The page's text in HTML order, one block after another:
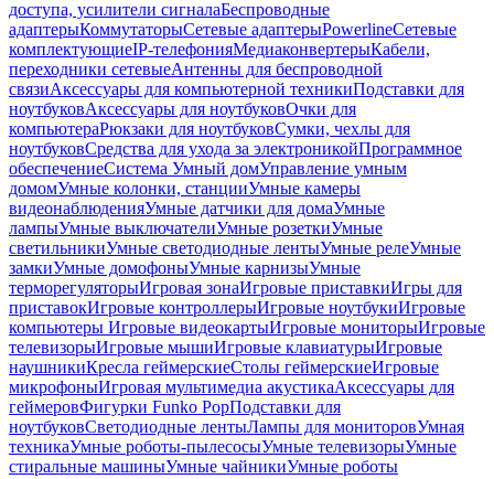
доступа, усилители сигналаБеспроводные
адаптерыКоммутаторыСетевые адаптерыPowerlineСетевые
комплектующиеIP-телефонияМедиаконвертерыКабели,
переходники сетевыеАнтенны для беспроводной
связиАксессуары для компьютерной техникиПодставки для
ноутбуковАксессуары для ноутбуковОчки для
компьютераРюкзаки для ноутбуковСумки, чехлы для
ноутбуковСредства для ухода за электроникойПрограммное
обеспечениеСистема Умный домУправление умным
домомУмные колонки, станцииУмные камеры
видеонаблюденияУмные датчики для домаУмные
лампыУмные выключателиУмные розеткиУмные
светильникиУмные светодиодные лентыУмные релеУмные
замкиУмные домофоныУмные карнизыУмные
терморегуляторыИгровая зонаИгровые приставкиИгры для
приставокИгровые контроллерыИгровые ноутбукиИгровые
компьютеры Игровые видеокартыИгровые мониторыИгровые
телевизорыИгровые мышиИгровые клавиатурыИгровые
наушникиКресла геймерскиеСтолы геймерскиеИгровые
микрофоныИгровая мультимедиа акустикаАксессуары для
геймеровФигурки Funko PopПодставки для
ноутбуковСветодиодные лентыЛампы для мониторовУмная
техникаУмные роботы-пылесосыУмные телевизорыУмные
стиральные машиныУмные чайникиУмные роботы